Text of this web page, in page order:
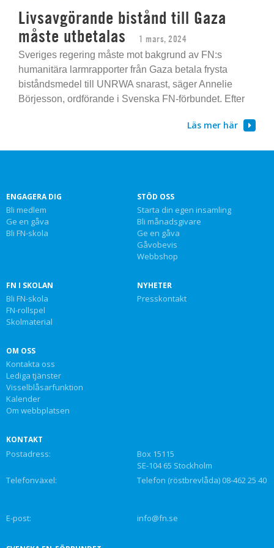
Livsavgörande bistånd till Gaza
måste utbetalas
1 mars, 2024
Sveriges regering måste mot bakgrund av FN:s
humanitära larmrapporter från Gaza betala frysta
biståndsmedel till UNRWA snarast, säger Annelie
Börjesson, ordförande i Svenska FN-förbundet. Efter
Läs mer här
ENGAGERA DIG
Bli medlem
Ge en gåva
Bli FN-skola
STÖD OSS
Starta din egen insamling
Bli månadsgivare
Ge en gåva
Gåvobevis
Webbshop
FN I SKOLAN
Bli FN-skola
FN-rollspel
Skolmaterial
NYHETER
Presskontakt
OM OSS
Kontakta oss
Lediga tjänster
Visselblåsarfunktion
Kalender
Om webbplatsen
KONTAKT
Postadress:
Box 15115
SE-104 65 Stockholm
Telefonväxel:
Telefon (röstbrevlåda) 08-462 25 40
E-post: info@fn.se